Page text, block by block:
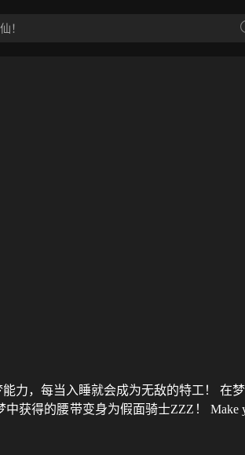
力，每当入睡就会成为无敌的特工！ 在
得的腰带变身为假面骑士ZZZ！ Make